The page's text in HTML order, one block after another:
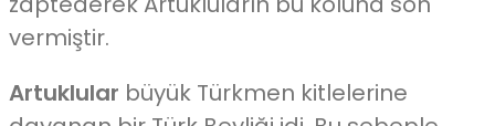
vermiştir.
Artuklular büyük Türkmen kitlelerine